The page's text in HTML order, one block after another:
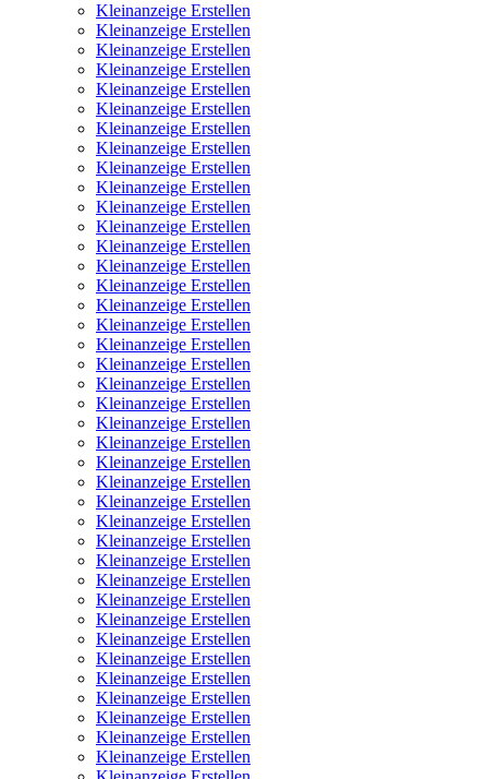
Kleinanzeige Erstellen
Kleinanzeige Erstellen
Kleinanzeige Erstellen
Kleinanzeige Erstellen
Kleinanzeige Erstellen
Kleinanzeige Erstellen
Kleinanzeige Erstellen
Kleinanzeige Erstellen
Kleinanzeige Erstellen
Kleinanzeige Erstellen
Kleinanzeige Erstellen
Kleinanzeige Erstellen
Kleinanzeige Erstellen
Kleinanzeige Erstellen
Kleinanzeige Erstellen
Kleinanzeige Erstellen
Kleinanzeige Erstellen
Kleinanzeige Erstellen
Kleinanzeige Erstellen
Kleinanzeige Erstellen
Kleinanzeige Erstellen
Kleinanzeige Erstellen
Kleinanzeige Erstellen
Kleinanzeige Erstellen
Kleinanzeige Erstellen
Kleinanzeige Erstellen
Kleinanzeige Erstellen
Kleinanzeige Erstellen
Kleinanzeige Erstellen
Kleinanzeige Erstellen
Kleinanzeige Erstellen
Kleinanzeige Erstellen
Kleinanzeige Erstellen
Kleinanzeige Erstellen
Kleinanzeige Erstellen
Kleinanzeige Erstellen
Kleinanzeige Erstellen
Kleinanzeige Erstellen
Kleinanzeige Erstellen